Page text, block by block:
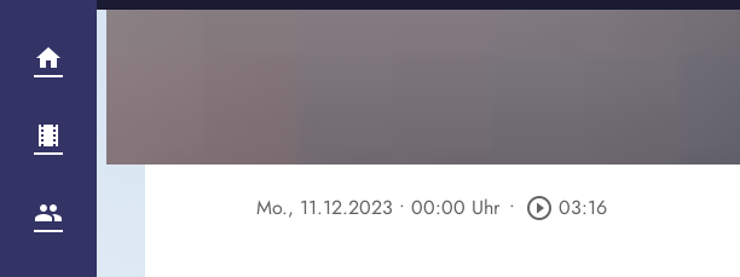
Mo., 11.12.2023 • 00:00 Uhr • play_circle_outline 03:16